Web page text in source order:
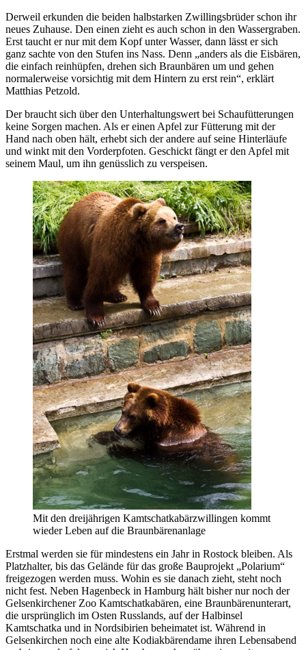
Derweil erkunden die beiden halbstarken Zwillingsbrüder schon ihr
neues Zuhause. Den einen zieht es auch schon in den Wassergraben.
Erst taucht er nur mit dem Kopf unter Wasser, dann lässt er sich
ganz sachte von den Stufen ins Nass. Denn „anders als die Eisbären,
die einfach reinhüpfen, drehen sich Braunbären um und gehen
normalerweise vorsichtig mit dem Hintern zu erst rein“, erklärt
Matthias Petzold.
Der braucht sich über den Unterhaltungswert bei Schaufütterungen
keine Sorgen machen. Als er einen Apfel zur Fütterung mit der
Hand nach oben hält, erhebt sich der andere auf seine Hinterläufe
und winkt mit den Vorderpfoten. Geschickt fängt er den Apfel mit
seinem Maul, um ihn genüsslich zu verspeisen.
Mit den dreijährigen Kamtschatkabärzwillingen kommt
wieder Leben auf die Braunbärenanlage
Erstmal werden sie für mindestens ein Jahr in Rostock bleiben. Als
Platzhalter, bis das Gelände für das große Bauprojekt „Polarium“
freigezogen werden muss. Wohin es sie danach zieht, steht noch
nicht fest. Neben Hagenbeck in Hamburg hält bisher nur noch der
Gelsenkirchener Zoo Kamtschatkabären, eine Braunbärenunterart,
die ursprünglich im Osten Russlands, auf der Halbinsel
Kamtschatka und in Nordsibirien beheimatet ist. Während in
Gelsenkirchen noch eine alte Kodiakbärendame ihren Lebensabend